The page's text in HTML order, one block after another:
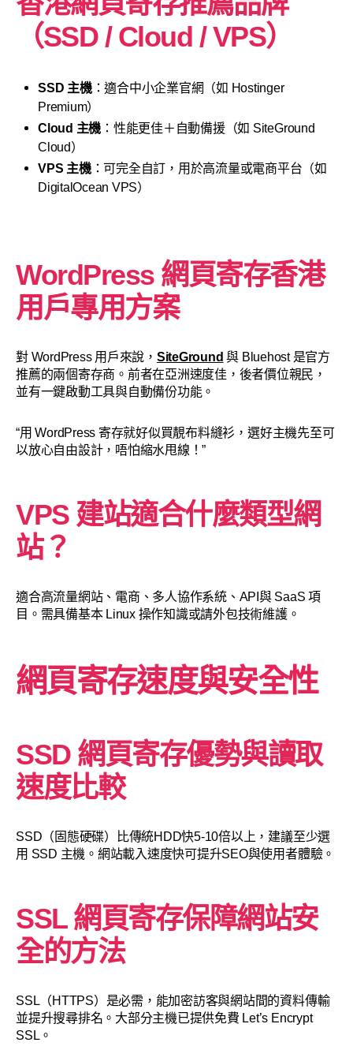
（SSD / Cloud / VPS）
SSD 主機：適合中小企業官網（如 Hostinger
Premium）
Cloud 主機 ：性能更佳＋自動備援（如 SiteGround
Cloud）
VPS 主機：可完全自訂，用於高流量或電商平台（如
DigitalOcean VPS）
WordPress 網頁寄存香港
用戶專用方案
對 WordPress 用戶來說， SiteGround 與 Bluehost 是官方
推薦的兩個寄存商。前者在亞洲速度佳，後者價位親民，
並有一鍵啟動工具與自動備份功能。
“用 WordPress 寄存就好似買靚布料縫衫，選好主機先至可
以放心自由設計，唔怕縮水甩線！”
VPS 建站適合什麼類型網
站？
適合高流量網站、電商、多人協作系統、API與 SaaS 項
目。需具備基本 Linux 操作知識或請外包技術維護。
網頁寄存速度與安全性
SSD 網頁寄存優勢與讀取
速度比較
SSD（固態硬碟）比傳統HDD快5-10倍以上，建議至少選
用 SSD 主機。網站載入速度快可提升SEO與使用者體驗。
SSL 網頁寄存保障網站安
全的方法
SSL（HTTPS）是必需，能加密訪客與網站間的資料傳輸
並提升搜尋排名。大部分主機已提供免費 Let’s Encrypt
SSL。